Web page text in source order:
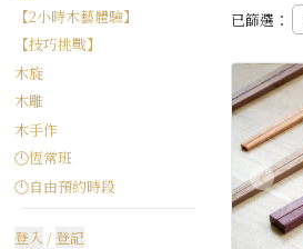
【2小時木藝體驗】
【技巧挑戰】
木旋
木雕
木手作
🕛恆常班
🕛自由預約時段
登入 /登記
已篩選：